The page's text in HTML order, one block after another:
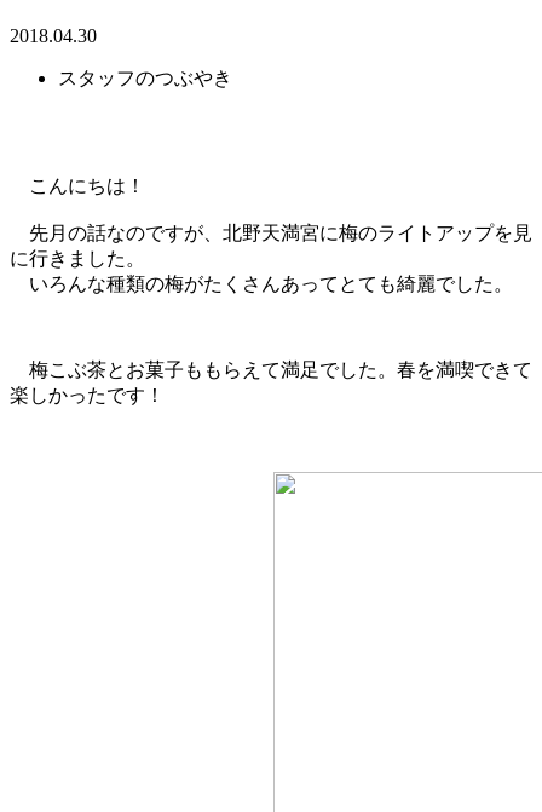
2018.04.30
スタッフのつぶやき
こんにちは！
先月の話なのですが、北野天満宮に梅のライトアップを見
に行きました。
いろんな種類の梅がたくさんあってとても綺麗でした。
梅こぶ茶とお菓子ももらえて満足でした。春を満喫できて
楽しかったです！